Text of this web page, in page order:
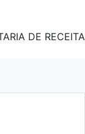
DE RECEITA